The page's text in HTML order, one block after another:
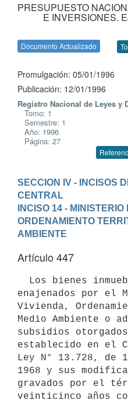
PRESUPUESTO
E INVERSIONES.
Documento Actualizado
Promulgación: 05/01/1996
Publicación: 12/01/1996
Registro Nacional de Leyes y
Tomo: 1
Semestre: 1
Año: 1996
Página: 27
SECCION IV - INCISOS
CENTRAL
INCISO 14 -
ORDENAMIENTO
AMBIENTE
Artículo 447
enajenados por el
Vivienda,
Medio Ambiente o
subsidios
establecido en el
Ley N° 13.728, de
1968 y sus
gravados por el
veinticinco años